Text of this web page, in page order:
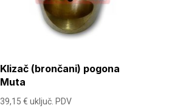
Klizač (brončani) pogona
Muta
39,15€ uključ. PDV